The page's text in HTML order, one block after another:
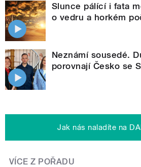
Slunce pálící i fata
o vedru a horkém
Neznámí sousedé.
porovnají Česko se
Jak nás naladíte na
VÍCE Z POŘADU